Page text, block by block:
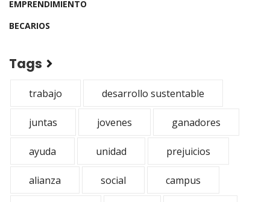
EMPRENDIMIENTO
BECARIOS
Tags
trabajo desarrollo sustentable
juntas jovenes ganadores
ayuda unidad prejuicios
alianza social campus